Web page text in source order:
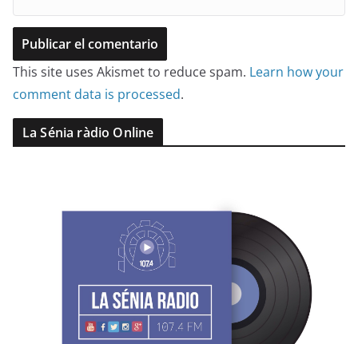
This site uses Akismet to reduce spam. Learn how your
comment data is processed.
La Sénia ràdio Online